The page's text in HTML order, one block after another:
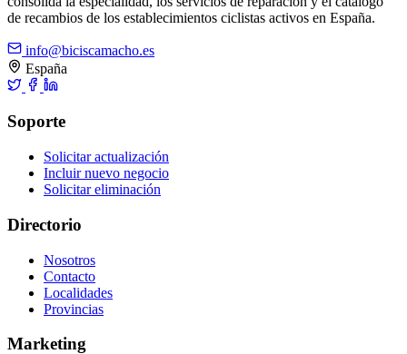
de recambios de los establecimientos ciclistas activos en España.
info@biciscamacho.es
España
Soporte
Solicitar actualización
Incluir nuevo negocio
Solicitar eliminación
Directorio
Nosotros
Contacto
Localidades
Provincias
Marketing